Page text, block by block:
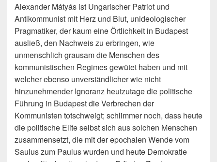
Alexander Mátyás ist Ungarischer Patriot und
Antikommunist mit Herz und Blut, unideologischer
Pragmatiker, der kaum eine Örtlichkeit in Budapest
ausließ, den Nachweis zu erbringen, wie
unmenschlich grausam die Menschen des
kommunistischen Regimes gewütet haben und mit
welcher ebenso unverständlicher wie nicht
hinzunehmender Ignoranz heutzutage die politische
Führung in Budapest die Verbrechen der
Kommunisten totschweigt; schlimmer noch, dass heute
die politische Elite selbst sich aus solchen Menschen
zusammensetzt, die mit der epochalen Wende vom
Saulus zum Paulus wurden und heute Demokratie